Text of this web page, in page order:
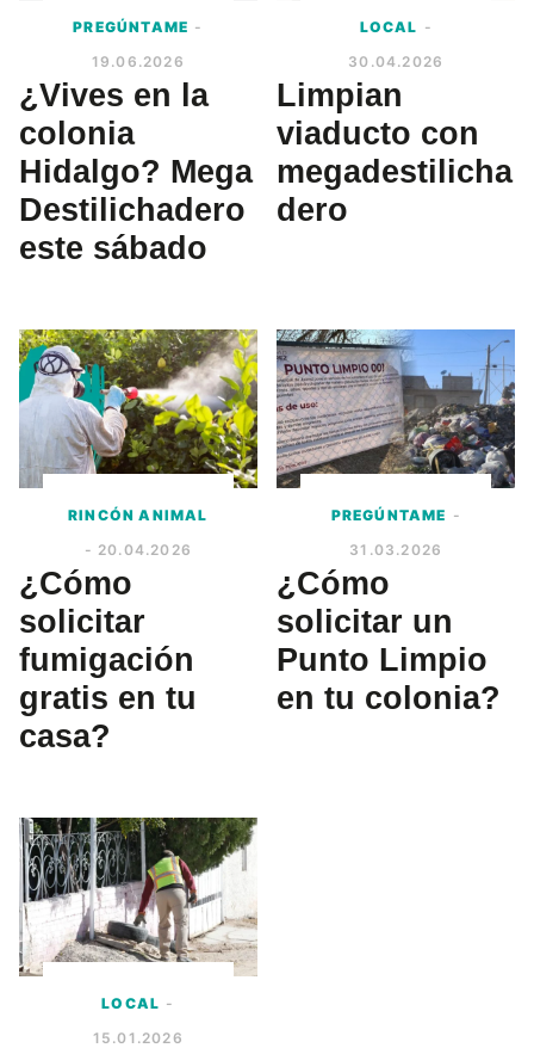
PREGÚNTAME -
19.06.2026
¿Vives en la
colonia
Hidalgo? Mega
Destilichadero
este sábado
LOCAL -
30.04.2026
Limpian
viaducto con
megadestilicha
dero
RINCÓN ANIMAL
- 20.04.2026
¿Cómo
solicitar
fumigación
gratis en tu
casa?
PREGÚNTAME -
31.03.2026
¿Cómo
solicitar un
Punto Limpio
en tu colonia?
LOCAL -
15.01.2026